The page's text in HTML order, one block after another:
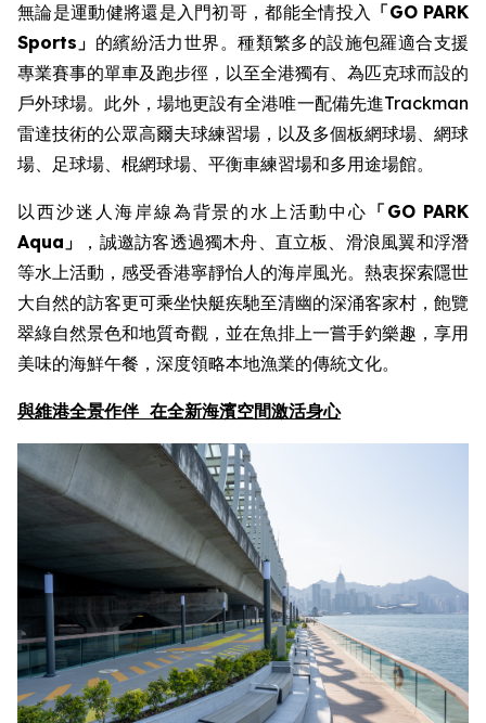
無論是運動健將還是入門初哥，都能全情投入 「GO PARK
Sports 」 的繽紛活力世界。種類繁多的設施包羅適合支援
專業賽事的單車及跑步徑，以至全港獨有、為匹克球而設的
戶外球場。此外，場地更設有全港唯一配備先進Trackman
雷達技術的公眾高爾夫球練習場，以及多個板網球場、網球
場、足球場、棍網球場、平衡車練習場和多用途場館。
以西沙迷人海岸線為背景的水上活動中心 「 GO PARK
Aqua 」
，誠邀訪客透過獨木舟、直立板、滑浪風翼和浮潛
等水上活動，感受香港寧靜怡人的海岸風光。熱衷探索隱世
大自然的訪客更可乘坐快艇疾馳至清幽的深涌客家村，飽覽
翠綠自然景色和地質奇觀，並在魚排上一嘗手釣樂趣，享用
美味的海鮮午餐，深度領略本地漁業的傳統文化。
與維港全景作伴 在全新海濱空間激活身心